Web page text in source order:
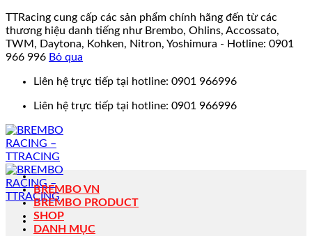
TTRacing cung cấp các sản phẩm chính hãng đến từ các
thương hiệu danh tiếng như Brembo, Ohlins, Accossato,
TWM, Daytona, Kohken, Nitron, Yoshimura - Hotline: 0901
966 996 Bỏ qua
Liên hệ trực tiếp tại hotline: 0901 966996
Liên hệ trực tiếp tại hotline: 0901 966996
BREMBO VN
BREMBO PRODUCT
SHOP
DANH MỤC